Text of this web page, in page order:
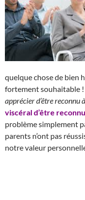
quelque chose de bien
fortement souhaitable !
apprécier d’être reconnu
viscéral d’être reconnu
problème simplement
parents n’ont pas
notre valeur